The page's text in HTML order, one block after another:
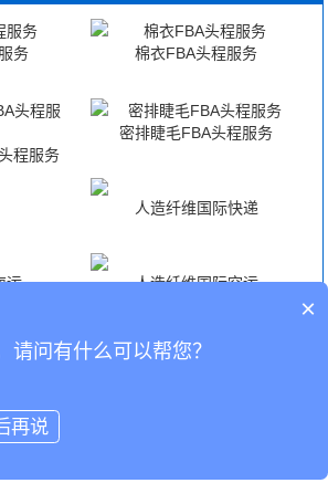
务 棉衣FBA头程服务
程服务
密排睫毛FBA头程服务
人造纤维国际快递
运 人造纤维国际空运
发货
© 深圳市韬博供应链有限公司
×
请问有什么可以帮您？
再说